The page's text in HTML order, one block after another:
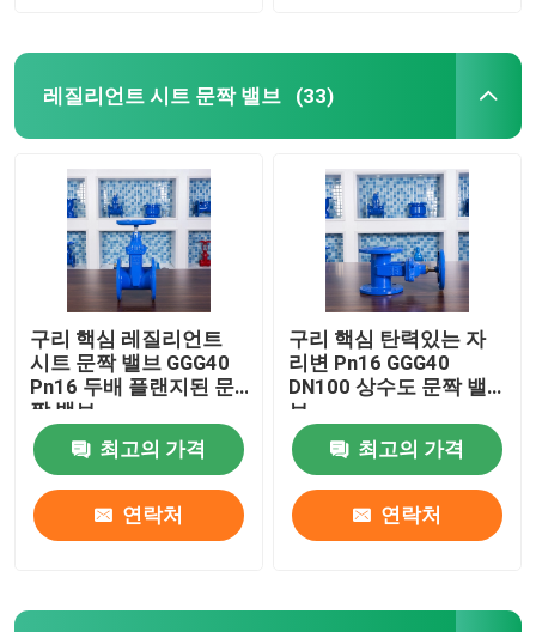
레질리언트 시트 문짝 밸브 (33)
구리 핵심 레질리언트
시트 문짝 밸브 GGG40
Pn16 두배 플랜지된 문
짝 밸브
최고의 가격
연락처
구리 핵심 탄력있는 자
리변 Pn16 GGG40
DN100 상수도 문짝 밸
브
최고의 가격
연락처